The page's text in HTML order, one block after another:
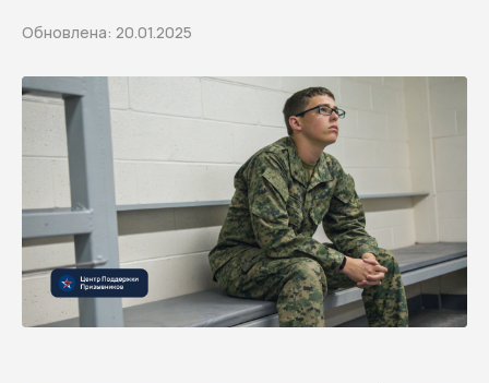
Обновлена: 20.01.2025